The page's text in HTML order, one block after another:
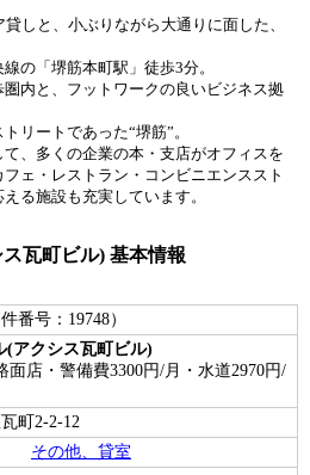
しと、小ぶりながら大通りに面した、
の「堺筋本町駅」徒歩3分。
圏内と、フットワークの良いビジネス拠
リートであった“堺筋”。
、多くの企業の本・支店がオフィスを
ェ・レストラン・コンビニエンススト
る施設も充実しています。
瓦町ビル) 基本情報
番号：19748）
(アクシス瓦町ビル)
面店・警備費3300円/月・水道2970円/
町2-2-12
その他、貸室